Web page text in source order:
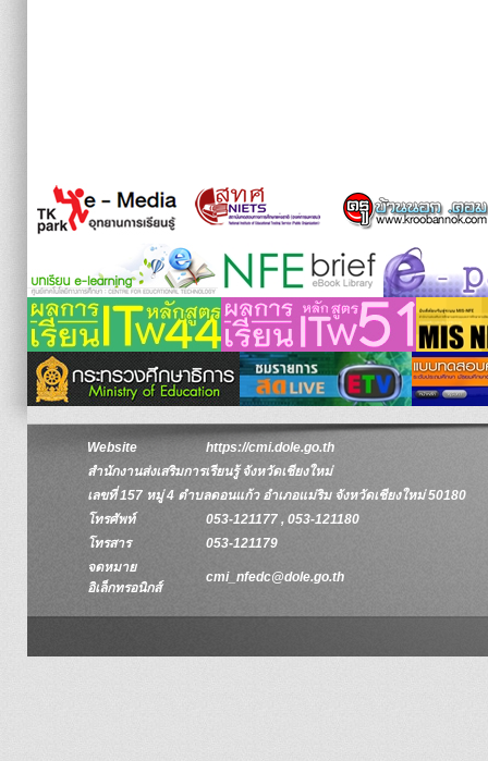
Website
https://cmi.dole.go.th
สำนักงานส่งเสริมการเรียนรู้ จังหวัดเชียงใหม่
เลขที่ 157 หมู่ 4 ตำบลดอนแก้ว อำเภอแม่ริม จังหวัดเชียงใหม่ 50180
โทรศัพท์
053-121177 , 053-121180
โทรสาร
053-121179
จดหมาย
อิเล็กทรอนิกส์
cmi_nfedc@dole.go.th